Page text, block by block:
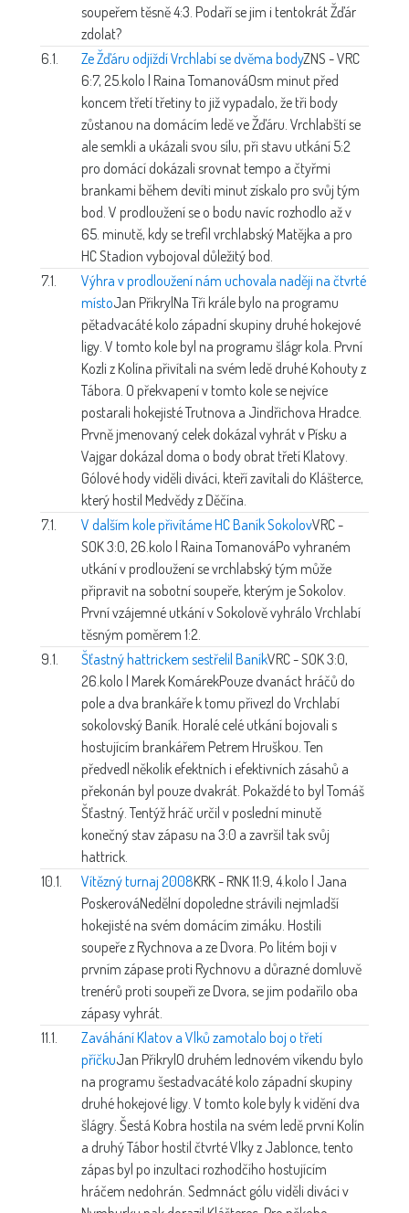
soupeřem těsně 4:3. Podaří se jim i tentokrát Žďár
zdolat?
6.1.
Ze Žďáru odjíždí Vrchlabí se dvěma bodyZNS - VRC
6:7, 25.kolo | Raina TomanováOsm minut před
koncem třetí třetiny to již vypadalo, že tři body
zůstanou na domácím ledě ve Žďáru. Vrchlabští se
ale semkli a ukázali svou sílu, při stavu utkání 5:2
pro domácí dokázali srovnat tempo a čtyřmi
brankami během devíti minut získalo pro svůj tým
bod. V prodloužení se o bodu navíc rozhodlo až v
65. minutě, kdy se trefil vrchlabský Matějka a pro
HC Stadion vybojoval důležitý bod.
7.1.
Výhra v prodloužení nám uchovala naději na čtvrté
místoJan PřikrylNa Tři krále bylo na programu
pětadvacáté kolo západní skupiny druhé hokejové
ligy. V tomto kole byl na programu šlágr kola. První
Kozli z Kolína přivítali na svém ledě druhé Kohouty z
Tábora. O překvapení v tomto kole se nejvíce
postarali hokejisté Trutnova a Jindřichova Hradce.
Prvně jmenovaný celek dokázal vyhrát v Písku a
Vajgar dokázal doma o body obrat třetí Klatovy.
Gólové hody viděli diváci, kteří zavítali do Klášterce,
který hostil Medvědy z Děčína.
7.1.
V dalším kole přivítáme HC Baník SokolovVRC -
SOK 3:0, 26.kolo | Raina TomanováPo vyhraném
utkání v prodloužení se vrchlabský tým může
připravit na sobotní soupeře, kterým je Sokolov.
První vzájemné utkání v Sokolově vyhrálo Vrchlabí
těsným poměrem 1:2.
9.1.
Šťastný hattrickem sestřelil BaníkVRC - SOK 3:0,
26.kolo | Marek KomárekPouze dvanáct hráčů do
pole a dva brankáře k tomu přivezl do Vrchlabí
sokolovský Baník. Horalé celé utkání bojovali s
hostujícím brankářem Petrem Hruškou. Ten
předvedl několik efektních i efektivních zásahů a
překonán byl pouze dvakrát. Pokaždé to byl Tomáš
Šťastný. Tentýž hráč určil v poslední minutě
konečný stav zápasu na 3:0 a završil tak svůj
hattrick.
10.1.
Vítězný turnaj 2008KRK - RNK 11:9, 4.kolo | Jana
PoskerováNedělní dopoledne strávili nejmladší
hokejisté na svém domácím zimáku. Hostili
soupeře z Rychnova a ze Dvora. Po lítém boji v
prvním zápase proti Rychnovu a důrazné domluvě
trenérů proti soupeři ze Dvora, se jim podařilo oba
zápasy vyhrát.
11.1.
Zaváhání Klatov a Vlků zamotalo boj o třetí
příčkuJan PřikrylO druhém lednovém víkendu bylo
na programu šestadvacáté kolo západní skupiny
druhé hokejové ligy. V tomto kole byly k vidění dva
šlágry. Šestá Kobra hostila na svém ledě první Kolín
a druhý Tábor hostil čtvrté Vlky z Jablonce, tento
zápas byl po inzultaci rozhodčího hostujícím
hráčem nedohrán. Sedmnáct gólu viděli diváci v